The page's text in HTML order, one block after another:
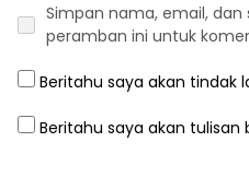
Simpan nama, email, dan
peramban ini untuk
Beritahu saya akan tindak
Beritahu saya akan tulisan